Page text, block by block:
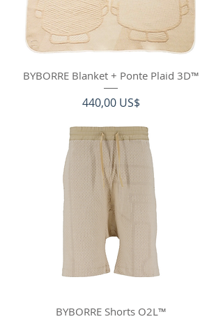
BYBORRE Blanket + Ponte Plaid 3D™
Precio
440,00 US$
BYBORRE Shorts O2L™